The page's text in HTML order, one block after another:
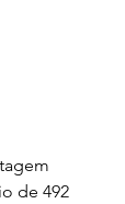
de 492